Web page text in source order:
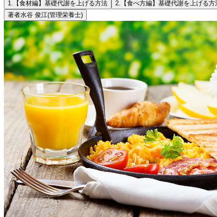
1. 【食材編】基礎代謝を上げる方法 2. 【食べ方編】基礎代謝を上げる方
著者水谷 俊江(管理栄養士)